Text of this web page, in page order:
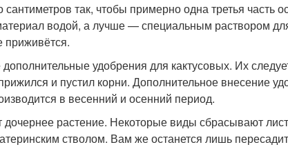
так, чтобы примерно одна третья часть
водой, а лучше — специальным раствором
приживётся.
удобрения для кактусовых. Их
и пустил корни. Дополнительное внесение
в весенний и осенний период.
растение. Некоторые виды сбрасывают
стволом. Вам же останется лишь